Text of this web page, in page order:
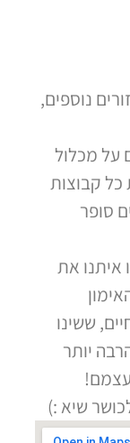
נוספים,
על מכלול
כל קבוצות
סופר
את
ששינו
יותר
עצמם!
שיא :)